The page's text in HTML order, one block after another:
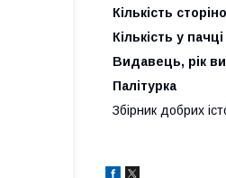
Кількість
Кількість у пачці
Видавець, рік
Палітурка
Збірник добрих